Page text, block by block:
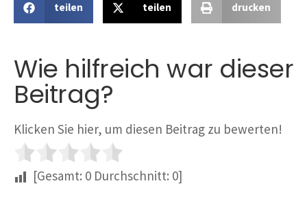
teilen teilen drucken
Wie hilfreich war dieser
Beitrag?
Klicken Sie hier, um diesen Beitrag zu bewerten!
[Gesamt: 0 Durchschnitt: 0]